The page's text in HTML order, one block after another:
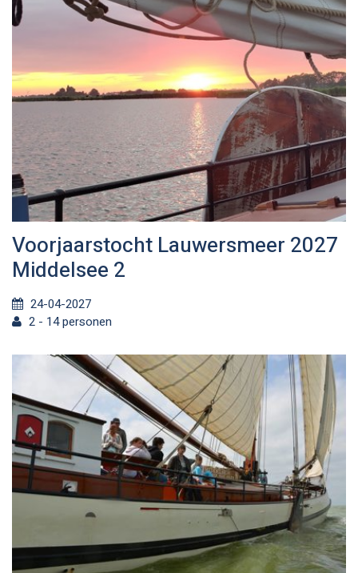
Voorjaarstocht Lauwersmeer 2027
Middelsee 2
24-04-2027
2 - 14 personen